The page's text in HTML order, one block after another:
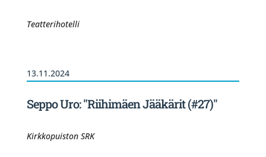
Teatterihotelli
13.11.2024
Seppo Uro: "Riihimäen Jääkärit (#27)"
Kirkkopuiston SRK